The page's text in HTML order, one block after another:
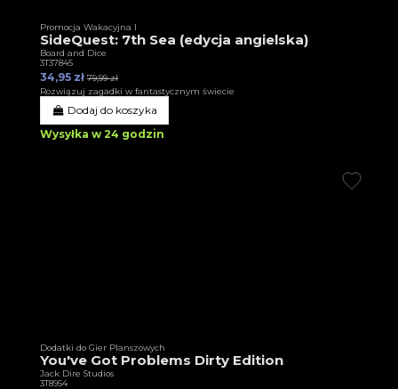
Promocja Wakacyjna I
SideQuest: 7th Sea (edycja angielska)
Board and Dice
3T37845
34,95 zł 79,99 zł
Rozwiązuj zagadki w fantastycznym świecie
Dodaj do koszyka
Wysyłka w 24 godzin
Dodatki do Gier Planszowych
You've Got Problems Dirty Edition
Jack Dire Studios
3T8954